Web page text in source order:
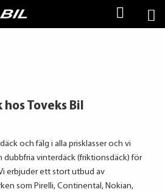
Toveks Bil
och fälg i alla prisklasser och vi
dubbfria vinterdäck (friktionsdäck) för
erbjuder ett stort utbud av
som Pirelli, Continental, Nokian,